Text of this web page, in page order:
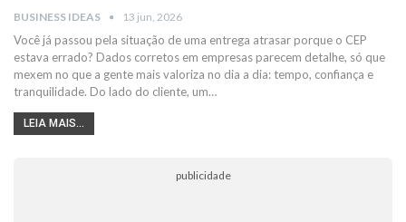
BUSINESS IDEAS 13 jun, 2026
Você já passou pela situação de uma entrega atrasar porque o CEP
estava errado? Dados corretos em empresas parecem detalhe, só que
mexem no que a gente mais valoriza no dia a dia: tempo, confiança e
tranquilidade. Do lado do cliente, um…
LEIA MAIS...
publicidade